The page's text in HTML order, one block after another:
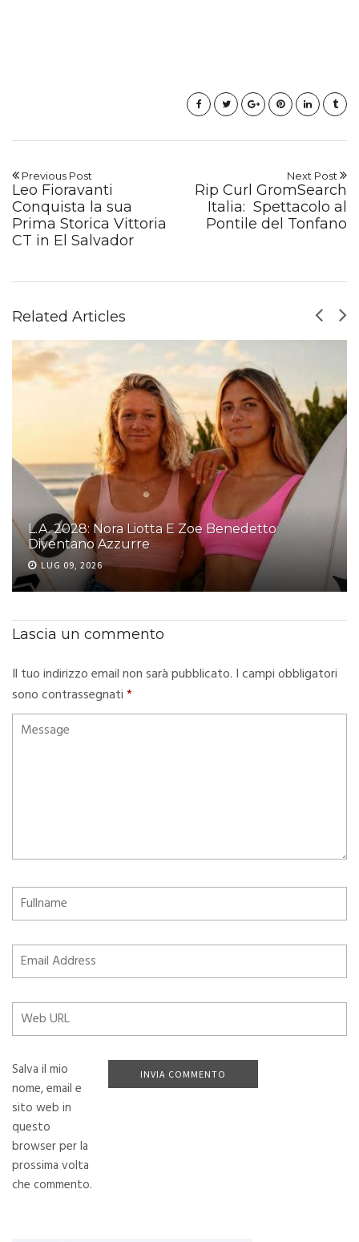
Previous Post
Leo Fioravanti
Conquista la sua
Prima Storica Vittoria
CT in El Salvador
Next Post
Rip Curl GromSearch
Italia: Spettacolo al
Pontile del Tonfano
Related Articles
L.A. 2028: Nora Liotta E Zoe Benedetto
Diventano Azzurre
LUG 09, 2026
Lascia un commento
Il tuo indirizzo email non sarà pubblicato. I campi obbligatori
sono contrassegnati*
Salva il mio
nome, email e
sito web in
questo
browser per la
prossima volta
che commento.